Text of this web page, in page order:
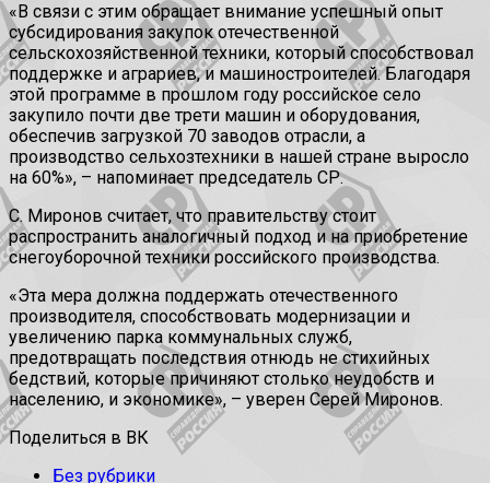
«В связи с этим обращает внимание успешный опыт
субсидирования закупок отечественной
сельскохозяйственной техники, который способствовал
поддержке и аграриев, и машиностроителей. Благодаря
этой программе в прошлом году российское село
закупило почти две трети машин и оборудования,
обеспечив загрузкой 70 заводов отрасли, а
производство сельхозтехники в нашей стране выросло
на 60%», – напоминает председатель СР.
С. Миронов считает, что правительству стоит
распространить аналогичный подход и на приобретение
снегоуборочной техники российского производства.
«Эта мера должна поддержать отечественного
производителя, способствовать модернизации и
увеличению парка коммунальных служб,
предотвращать последствия отнюдь не стихийных
бедствий, которые причиняют столько неудобств и
населению, и экономике», – уверен Серей Миронов.
Поделиться в ВК
Без рубрики